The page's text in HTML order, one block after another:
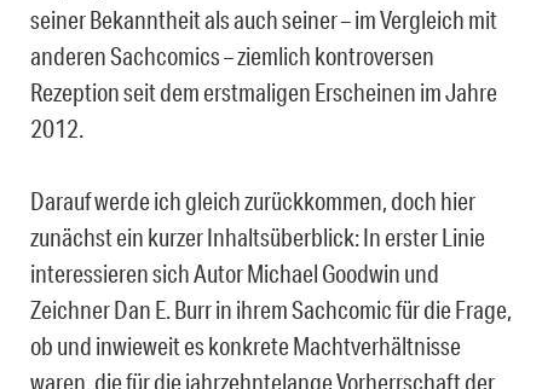
seiner Bekanntheit als auch seiner – im Vergleich mit
anderen Sachcomics – ziemlich kontroversen
Rezeption seit dem erstmaligen Erscheinen im Jahre
2012.
Darauf werde ich gleich zurückkommen, doch hier
zunächst ein kurzer Inhaltsüberblick: In erster Linie
interessieren sich Autor Michael Goodwin und
Zeichner Dan E. Burr in ihrem Sachcomic für die Frage,
ob und inwieweit es konkrete Machtverhältnisse
waren, die für die jahrzehntelange Vorherrschaft der